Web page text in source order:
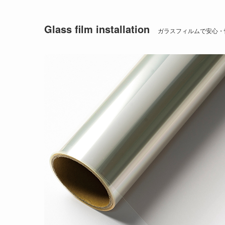
Glass film installation ガラスフィルムで安心